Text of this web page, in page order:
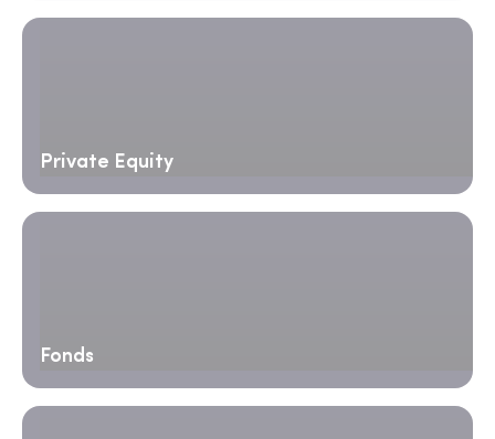
Private Equity
Fonds